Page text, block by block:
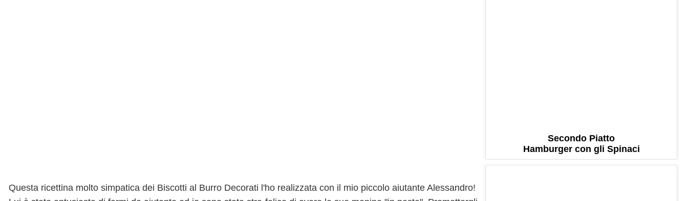
Questa ricettina molto simpatica dei Biscotti al Burro Decorati l'ho realizzata con il mio piccolo aiutante Alessandro!
Secondo Piatto
Hamburger con gli Spinaci